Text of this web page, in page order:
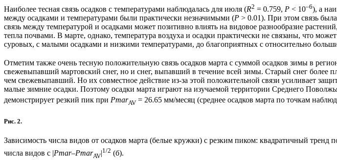
Наиболее тесная связь осадков с температурами наблюдалась для июля (R2 = 0.759, P < 10–6), а
между осадками и температурами были практически незначимыми (P > 0.01). При этом связь
связь между температурой и осадками может позитивно влиять на видовое разнообразие
тепла почвами. В марте, однако, температура воздуха и осадки практически не связаны, что
суровых, с малыми осадками и низкими температурами, до благоприятных с относительно
Отметим также очень тесную положительную связь осадков марта с суммой осадков зимы в
свежевыпавший мартовский снег, но и снег, выпавший в течение всей зимы. Старый снег более
чем свежевыпавший. Но их совместное действие из-за этой положительной связи усиливает
малые зимние осадки. Поэтому осадки марта играют на изучаемой территории Среднего
демонстрирует резкий пик при PmarAV = 26.65 мм/месяц (среднее осадков марта по точкам
Рис. 2.
Зависимость числа видов от осадков марта (белые кружки) с резким пиком: квадратичный тренд
числа видов с | Рmar–PmarAV
1/2 (б).